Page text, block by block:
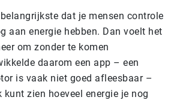
dat je mensen controle
aan energie hebben. Dan voelt het
om zonder te komen
daarom een app – een
is vaak niet goed afleesbaar –
zien hoeveel energie je nog